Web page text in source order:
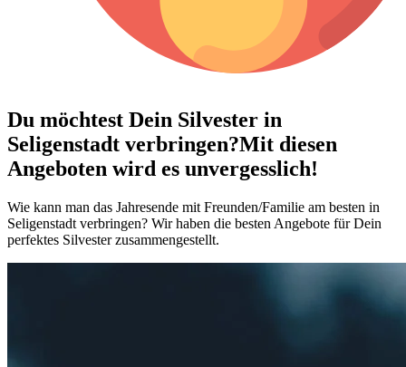
Du möchtest Dein Silvester in
Seligenstadt verbringen?Mit diesen
Angeboten wird es unvergesslich!
Wie kann man das Jahresende mit Freunden/Familie am besten in
Seligenstadt verbringen? Wir haben die besten Angebote für Dein
perfektes Silvester zusammengestellt.